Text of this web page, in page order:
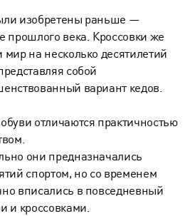
изобретены раньше —
прошлого века. Кроссовки же
мир на несколько десятилетий
собой
вариант кедов.
отличаются практичностью
они предназначались
спортом, но со временем
вписались в повседневный
и кроссовками.